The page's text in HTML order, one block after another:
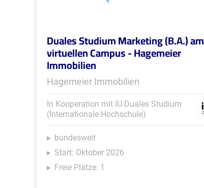
Duales Studium Marketing (B.A.) am
virtuellen Campus - Hagemeier
Immobilien
Hagemeier Immobilien
In Kooperation mit IU Duales Studium
(Internationale Hochschule)
bundesweit
Start: Oktober 2026
Freie Plätze: 1